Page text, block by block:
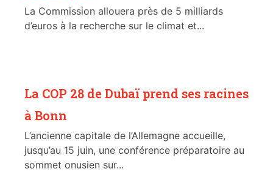
La Commission allouera près de 5 milliards
d’euros à la recherche sur le climat et...
La COP 28 de Dubaï prend ses racines
à Bonn
L’ancienne capitale de l’Allemagne accueille,
jusqu’au 15 juin, une conférence préparatoire au
sommet onusien sur...